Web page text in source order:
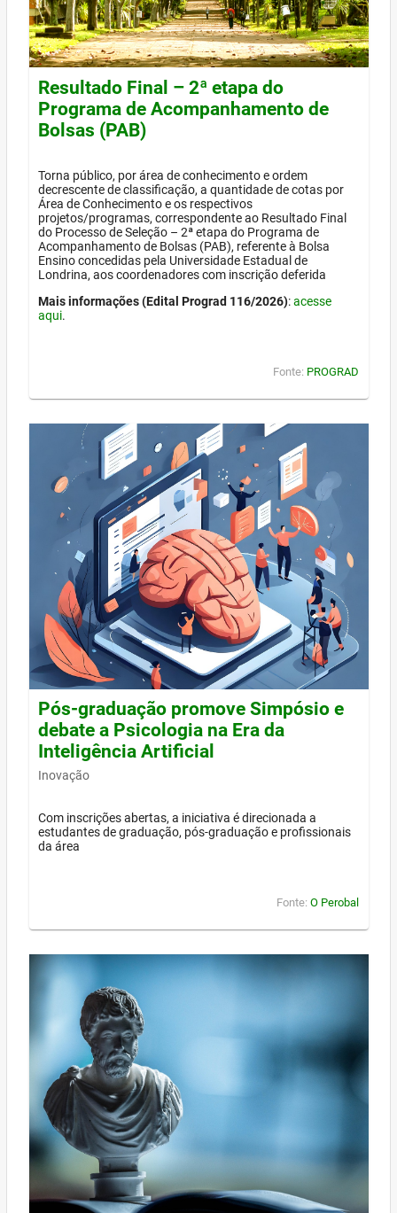
Resultado Final – 2ª etapa do
Programa de Acompanhamento de
Bolsas (PAB)
Torna público, por área de conhecimento e ordem
decrescente de classificação, a quantidade de cotas por
Área de Conhecimento e os respectivos
projetos/programas, correspondente ao Resultado Final
do Processo de Seleção – 2ª etapa do Programa de
Acompanhamento de Bolsas (PAB), referente à Bolsa
Ensino concedidas pela Universidade Estadual de
Londrina, aos coordenadores com inscrição deferida
Mais informações (Edital Prograd 116/2026):acesse
aqui.
Fonte: PROGRAD
Pós-graduação promove Simpósio e
debate a Psicologia na Era da
Inteligência Artificial
Inovação
Com inscrições abertas, a iniciativa é direcionada a
estudantes de graduação, pós-graduação e profissionais
da área
Fonte: O Perobal